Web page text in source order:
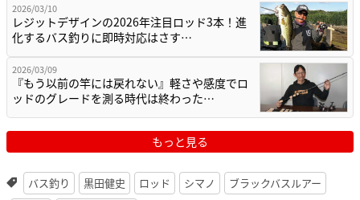
2026/03/10
レジットデザインの2026年注目ロッド3本！進
化するバス釣りに即時対応はさす…
2026/03/09
『もう以前の竿には戻れない』軽さや感度でロ
ッドのグレードを測る時代は終わった…
もっと見る
バス釣り 黒田健史 ロッド シマノ
ブラックバスルアー